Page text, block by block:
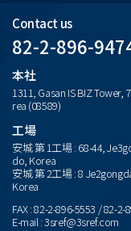
Contact us
82-2-896-
本社
1311, Gasan IS BIZ
rea (08589)
工場
安城 第 1工場 : 68-44,
do, Korea
安城 第 2工場 : 8
Korea
FAX : 82-2-896-5553 / 82-2-
E-mail : 3sref@3sref.com